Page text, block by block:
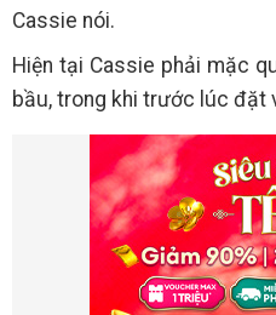
Cassie nói.
Hiện tại Cassie phải mặc
bầu, trong khi trước lúc đặt